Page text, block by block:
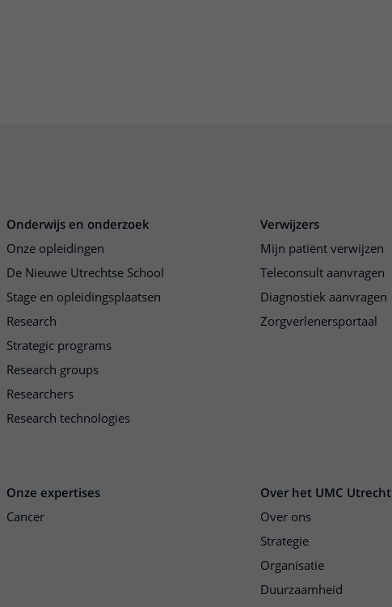
Onderwijs en onderzoek
Onze opleidingen
De Nieuwe Utrechtse School
Stage en opleidingsplaatsen
Research
Strategic programs
Research groups
Researchers
Research technologies
Verwijzers
Mijn patiënt verwijzen
Teleconsult aanvragen
Diagnostiek aanvragen
Zorgverlenersportaal
Onze expertises
Cancer
Over het UMC Utrecht
Over ons
Strategie
Organisatie
Duurzaamheid